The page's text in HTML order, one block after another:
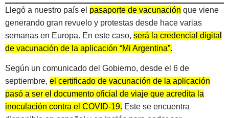
Llegó a nuestro país el pasaporte de vacunación que viene
generando gran revuelo y protestas desde hace varias
semanas en Europa. En este caso, será la credencial digital
de vacunación de la aplicación “Mi Argentina”.
Según un comunicado del Gobierno, desde el 6 de
septiembre, el certificado de vacunación de la aplicación
pasó a ser el documento oficial de viaje que acredita la
inoculación contra el COVID-19. Este se encuentra